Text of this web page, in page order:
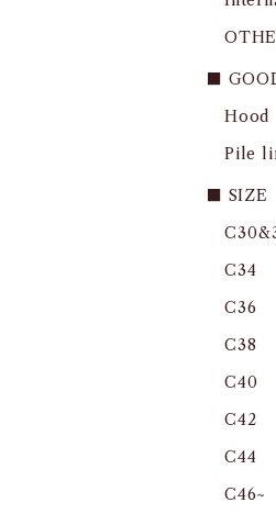
■
Hood
Pile
■ SIZE
C34
C36
C38
C40
C42
C44
C46~